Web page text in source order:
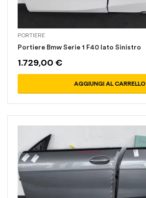
PORTIERE
Portiere Bmw Serie 1 F40 lato Sinistro
1.729,00 €
AGGIUNGI AL CARRELLO